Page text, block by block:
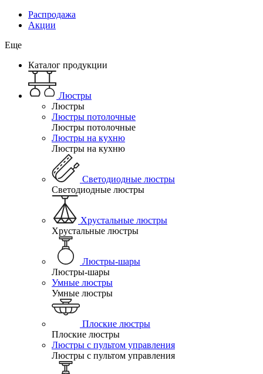
Распродажа
Акции
Еще
Каталог продукции
Люстры
Люстры
Люстры потолочные
Люстры потолочные
Люстры на кухню
Люстры на кухню
Светодиодные люстры
Светодиодные люстры
Хрустальные люстры
Хрустальные люстры
Люстры-шары
Люстры-шары
Умные люстры
Умные люстры
Плоские люстры
Плоские люстры
Люстры с пультом управления
Люстры с пультом управления